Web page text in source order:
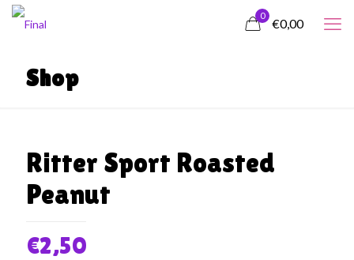
0
€0,00
Shop
Ritter Sport Roasted
Peanut
€2,50